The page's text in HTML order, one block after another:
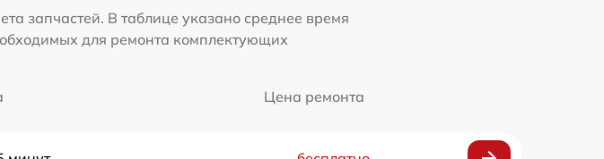
запчастей. В таблице указано среднее время
для ремонта комплектующих
Цена ремонта